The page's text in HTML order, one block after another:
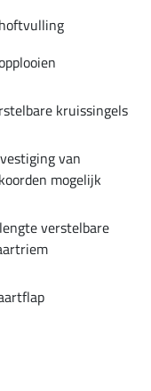
kruissingels
van
mogelijk
verstelbare